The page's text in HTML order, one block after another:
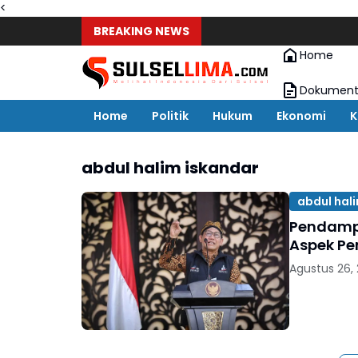
<
BREAKING NEWS
Home
Home
Politik Hukum Ekonomi
abdul halim iskandar
abdul
Aspek
Agustus 26,